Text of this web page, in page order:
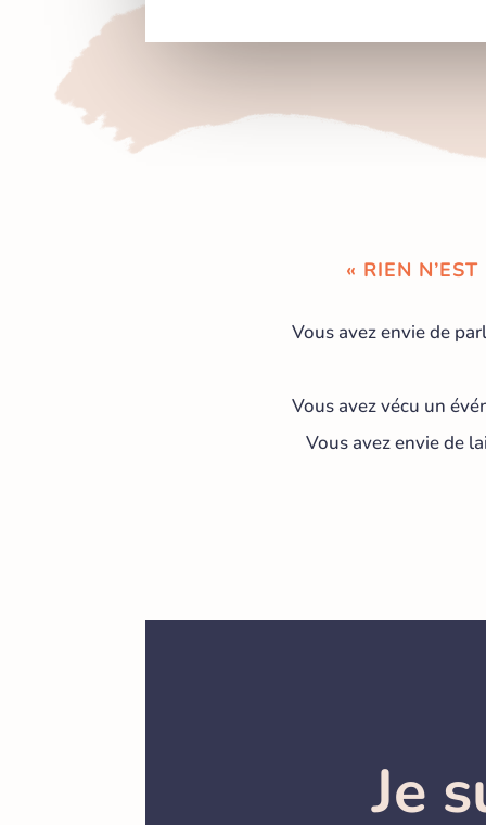
« RIEN
Vous avez envie de
Vous avez vécu un
Vous avez envie de
Je